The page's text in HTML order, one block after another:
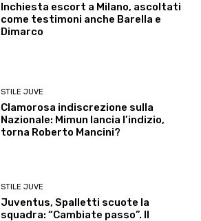
Inchiesta escort a Milano, ascoltati
come testimoni anche Barella e
Dimarco
STILE JUVE
Clamorosa indiscrezione sulla
Nazionale: Mimun lancia l’indizio,
torna Roberto Mancini?
STILE JUVE
Juventus, Spalletti scuote la
squadra: “Cambiate passo”. Il